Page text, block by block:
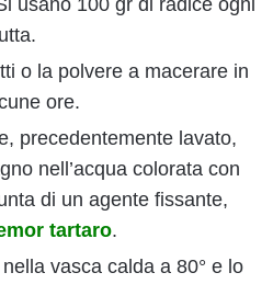
o la polvere a macerare in
ore.
precedentemente lavato,
nell’acqua colorata con
di un agente fissante,
tartaro.
vasca calda a 80° e lo